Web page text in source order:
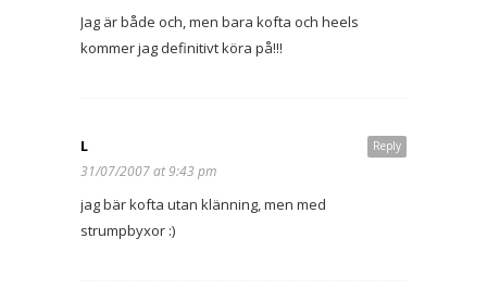
Jag är både och, men bara kofta och heels
kommer jag definitivt köra på!!!
Reply
L
31/07/2007 at 9:43 pm
jag bär kofta utan klänning, men med
strumpbyxor :)